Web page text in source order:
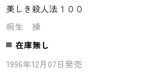
美しき殺人法１００
桐生 操
在庫無し
1996年12月07日発売